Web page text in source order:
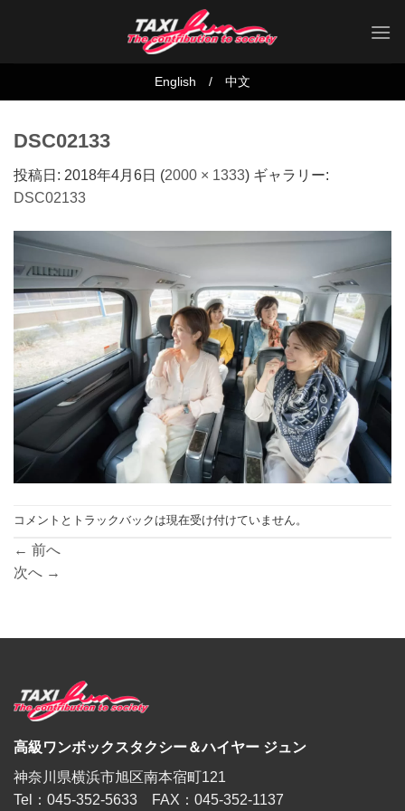
English / 中文
DSC02133
投稿日: 2018年4月6日 (2000 × 1333) ギャラリー:
DSC02133
コメントとトラックバックは現在受け付けていません。
← 前へ
次へ →
高級ワンボックスタクシー＆ハイヤー ジュン
神奈川県横浜市旭区南本宿町121
Tel：045-352-5633 FAX：045-352-1137